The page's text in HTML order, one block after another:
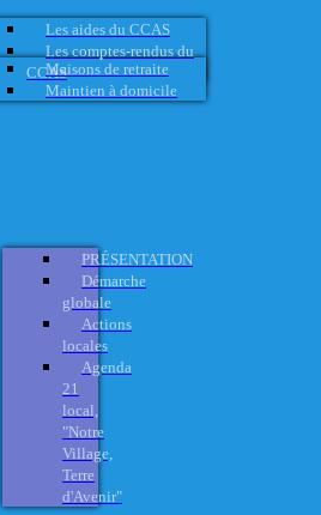
Les aides du CCAS
Les comptes-rendus du
CCASMaisons de retraite
Maintien à domicile
PRÉSENTATION
Démarche
globale
Actions
locales
Agenda
21
local,
"Notre
Village,
Terre
d'Avenir"